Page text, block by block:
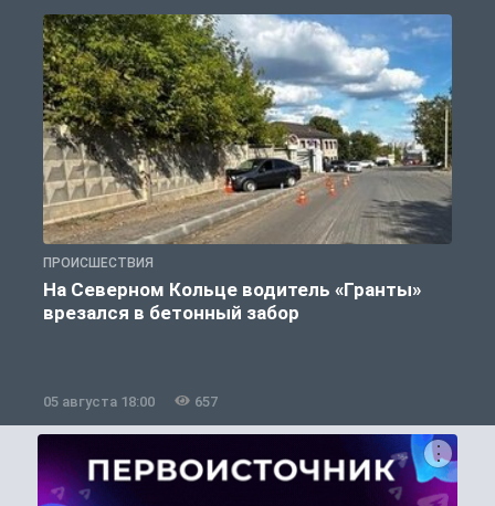
ПРОИСШЕСТВИЯ
На Северном Кольце водитель «Гранты»
врезался в бетонный забор
05 августа 18:00 657